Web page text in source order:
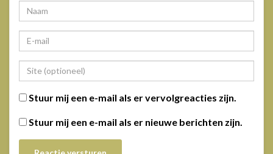
Stuur mij een e-mail als er vervolgreacties zijn.
Stuur mij een e-mail als er nieuwe berichten zijn.